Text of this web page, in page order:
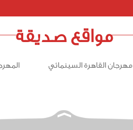
مواقع صديقة
مهرجان القاهرة السينمائي